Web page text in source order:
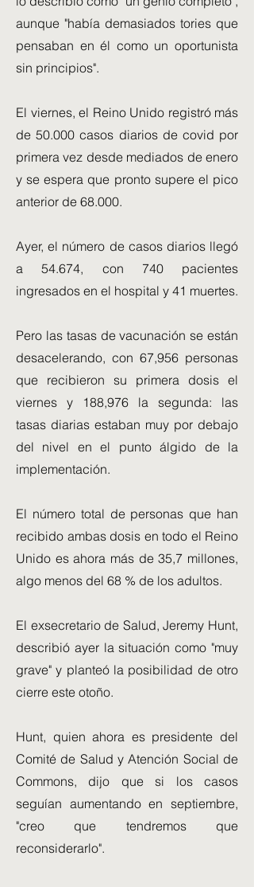
aunque "había demasiados tories que
pensaban en él como un oportunista
sin principios".
El viernes, el Reino Unido registró más
de 50.000 casos diarios de covid por
primera vez desde mediados de enero
y se espera que pronto supere el pico
anterior de 68.000.
Ayer, el número de casos diarios llegó
a 54.674, con 740 pacientes
ingresados ​​en el hospital y 41 muertes.
Pero las tasas de vacunación se están
desacelerando, con 67,956 personas
que recibieron su primera dosis el
viernes y 188,976 la segunda: las
tasas diarias estaban muy por debajo
del nivel en el punto álgido de la
implementación.
El número total de personas que han
recibido ambas dosis en todo el Reino
Unido es ahora más de 35,7 millones,
algo menos del 68 % de los adultos.
El exsecretario de Salud, Jeremy Hunt,
describió ayer la situación como "muy
grave" y planteó la posibilidad de otro
cierre este otoño.
Hunt, quien ahora es presidente del
Comité de Salud y Atención Social de
Commons, dijo que si los casos
seguían aumentando en septiembre,
"creo que tendremos que
reconsiderarlo".